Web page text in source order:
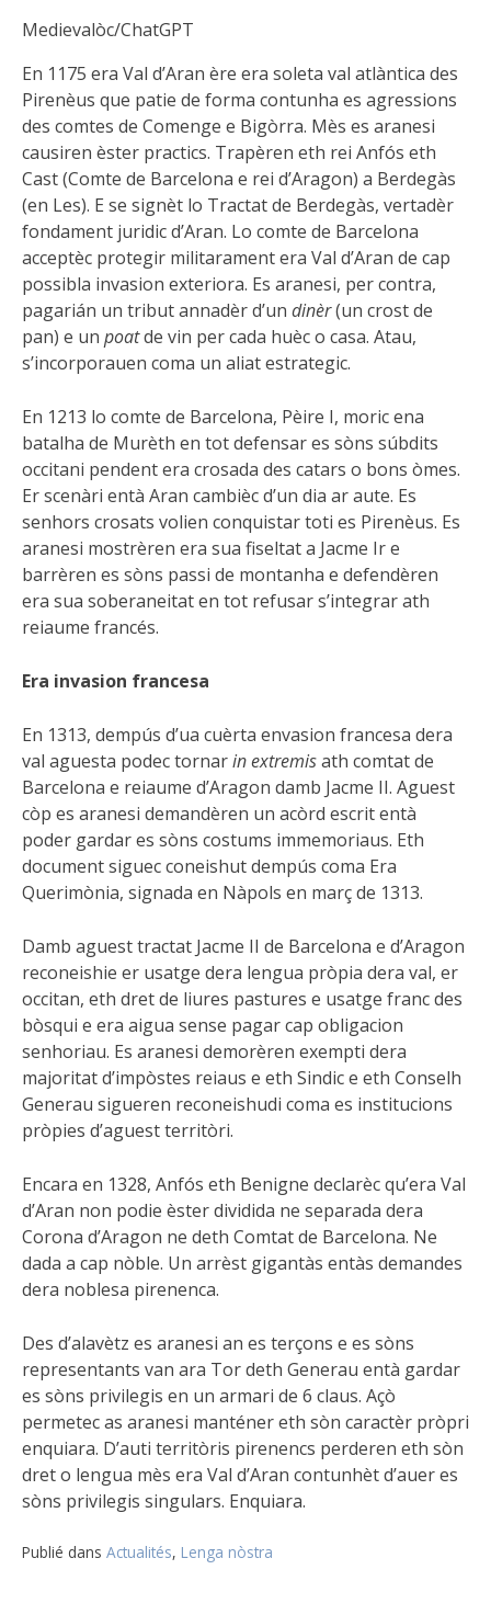
Medievalòc/ChatGPT
En 1175 era Val d’Aran ère era soleta val atlàntica des
Pirenèus que patie de forma contunha es agressions
des comtes de Comenge e Bigòrra. Mès es aranesi
causiren èster practics. Trapèren eth rei Anfós eth
Cast (Comte de Barcelona e rei d’Aragon) a Berdegàs
(en Les). E se signèt lo Tractat de Berdegàs, vertadèr
fondament juridic d’Aran. Lo comte de Barcelona
acceptèc protegir militarament era Val d’Aran de cap
possibla invasion exteriora. Es aranesi, per contra,
pagarián un tribut annadèr d’un dinèr(un crost de
pan) e un poatde vin per cada huèc o casa. Atau,
s’incorporauen coma un aliat estrategic.
En 1213 lo comte de Barcelona, Pèire I, moric ena
batalha de Murèth en tot defensar es sòns súbdits
occitani pendent era crosada des catars o bons òmes.
Er scenàri entà Aran cambièc d’un dia ar aute. Es
senhors crosats volien conquistar toti es Pirenèus. Es
aranesi mostrèren era sua fiseltat a Jacme Ir e
barrèren es sòns passi de montanha e defendèren
era sua soberaneitat en tot refusar s’integrar ath
reiaume francés.
Era invasion francesa
En 1313, dempús d’ua cuèrta envasion francesa dera
val aguesta podec tornarin extremisath comtat de
Barcelona e reiaume d’Aragon damb Jacme II. Aguest
còp es aranesi demandèren un acòrd escrit entà
poder gardar es sòns costums immemoriaus. Eth
document siguec coneishut dempús coma Era
Querimònia, signada en Nàpols en març de 1313.
Damb aguest tractat Jacme II de Barcelona e d’Aragon
reconeishie er usatge dera lengua pròpia dera val, er
occitan, eth dret de liures pastures e usatge franc des
bòsqui e era aigua sense pagar cap obligacion
senhoriau. Es aranesi demorèren exempti dera
majoritat d’impòstes reiaus e eth Sindic e eth Conselh
Generau sigueren reconeishudi coma es institucions
pròpies d’aguest territòri.
Encara en 1328, Anfós eth Benigne declarèc qu’era Val
d’Aran non podie èster dividida ne separada dera
Corona d’Aragon ne deth Comtat de Barcelona. Ne
dada a cap nòble. Un arrèst gigantàs entàs demandes
dera noblesa pirenenca.
Des d’alavètz es aranesi an es terçons e es sòns
representants van ara Tor deth Generau entà gardar
es sòns privilegis en un armari de 6 claus. Açò
permetec as aranesi manténer eth sòn caractèr pròpri
enquiara. D’auti territòris pirenencs perderen eth sòn
dret o lengua mès era Val d’Aran contunhèt d’auer es
sòns privilegis singulars. Enquiara.
Publié dans Actualités, Lenga nòstra